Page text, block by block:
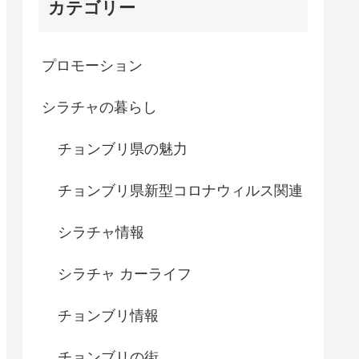
カテゴリー
プロモーション
シラチャの暮らし
チョンブリ県の魅力
チョンブリ県新型コロナウィルス関連
シラチャ情報
シラチャ カーライフ
チョンブリ情報